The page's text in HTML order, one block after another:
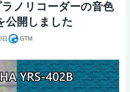
ノリコーダーの音色
公開しました
GTM